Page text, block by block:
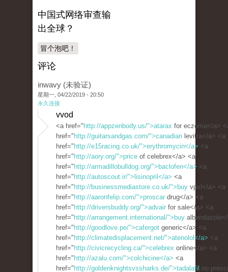
中国式网络审查输
出全球？
冒个泡吧！
评论
inwavy (未验证)
星期一, 04/22/2019 - 20:50
永久连接
vvod
<a href=" http://appzenbody.us/">atarax for eczema</a>
href=" http://guitarsandgas.com/">canadian levitra</a> <a
href=" http://e15racing.co.uk/">erythromycin</a> <a
href=" http://aory.org/">price of celebrex</a> <a
href=" http://armadillobulldog.org/">baclofen</a> <a
href=" http://autoscout.ir/">lisinopril</a> <a
href=" http://businessmediastore.co.uk/">buy vpxl</a> <a
href=" http://aaronfelip.com/">proscar drug</a> <a
href=" http://driversbuddy.org/">advair for sale</a> <a
href=" http://arrangement.international/">buy
href=" http://goodlove.pe/">cafergot generic</a> <a
href=" http://climatedisplacement.net/">atenolol</a> <a
href=" http://civicrecycling.ca/">celebrex online</a> <a
href=" http://azalu.com/">colchicine</a> <a
href=" http://goldenknightsvssharks.de/">tadalafil no